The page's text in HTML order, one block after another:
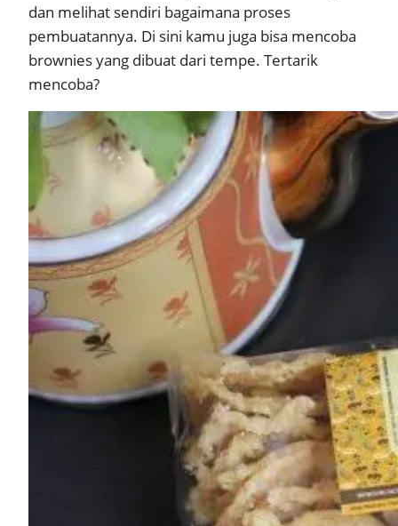
dan melihat sendiri bagaimana proses
pembuatannya. Di sini kamu juga bisa mencoba
brownies yang dibuat dari tempe. Tertarik
mencoba?